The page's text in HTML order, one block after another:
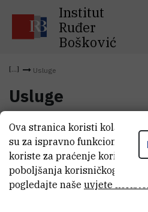
Institut
Ruđer
Bošković
Usluge
Usluge
Ova stranica koristi kolačiće.
su za ispravno funkcioniranje
koriste za praćenje
poboljšanja korisničkog
pogledajte naše uvjete